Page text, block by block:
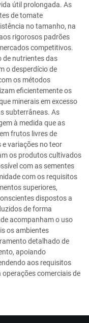
útil prolongada. As
de tomate
no tamanho, na
rigorosos padrões
competitivos.
de nutrientes das
o desperdício de
os métodos
eficientemente os
minerais em excesso
subterrâneas. As
à medida que as
frutos livres de
variações no teor
os produtos cultivados
com as sementes
com os requisitos
superiores,
dispostos a
de forma
acompanham o uso
os ambientes
detalhado de
apoiando
aos requisitos
comerciais de